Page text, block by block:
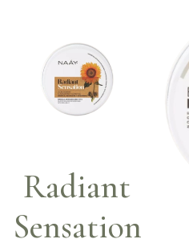
Radiant
Sensation